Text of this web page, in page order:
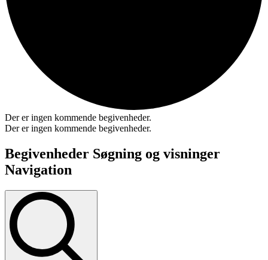
Der er ingen kommende begivenheder.
Der er ingen kommende begivenheder.
Begivenheder Søgning og visninger
Navigation